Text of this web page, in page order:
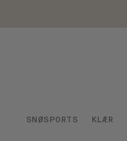
SNØSPORTS KLÆR